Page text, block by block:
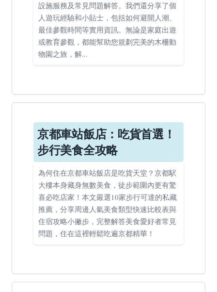
設施服務及常見問題解答。我們還分享了個
人遊玩經驗和小貼士，包括如何避開人潮、
最佳參觀時間等實用資訊。無論是家庭出遊
或教育參觀，都能幫助您規劃完美的木柵動
物園之旅，解...
京都車站飯店：吃貨首選！
步行美食全攻略
為何住在京都車站飯店是吃貨天堂？京都駅
大樓本身藏身無數美食，徒步範圍內更有驚
喜必吃店家！本文嚴選10家步行可達的私藏
推薦，分享周邊人氣美食類型快速比較表與
住宿攻略小撇步，完整解答美食愛好者常見
問題，住在這裡輕鬆吃遍京都精華！